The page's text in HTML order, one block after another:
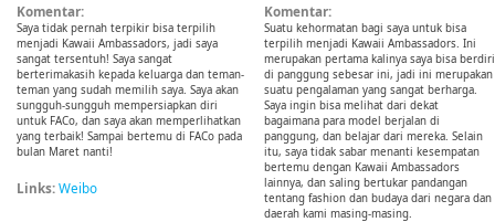
Komentar:
Saya tidak pernah terpikir bisa terpilih
menjadi Kawaii Ambassadors, jadi saya
sangat tersentuh! Saya sangat
berterimakasih kepada keluarga dan teman-
teman yang sudah memilih saya. Saya akan
sungguh-sungguh mempersiapkan diri
untuk FACo, dan saya akan memperlihatkan
yang terbaik! Sampai bertemu di FACo pada
bulan Maret nanti!
Links:Weibo
Komentar:
Suatu kehormatan bagi saya untuk bisa
terpilih menjadi Kawaii Ambassadors. Ini
merupakan pertama kalinya saya bisa berdiri
di panggung sebesar ini, jadi ini merupakan
suatu pengalaman yang sangat berharga.
Saya ingin bisa melihat dari dekat
bagaimana para model berjalan di
panggung, dan belajar dari mereka. Selain
itu, saya tidak sabar menanti kesempatan
bertemu dengan Kawaii Ambassadors
lainnya, dan saling bertukar pandangan
tentang fashion dan budaya dari negara dan
daerah kami masing-masing.